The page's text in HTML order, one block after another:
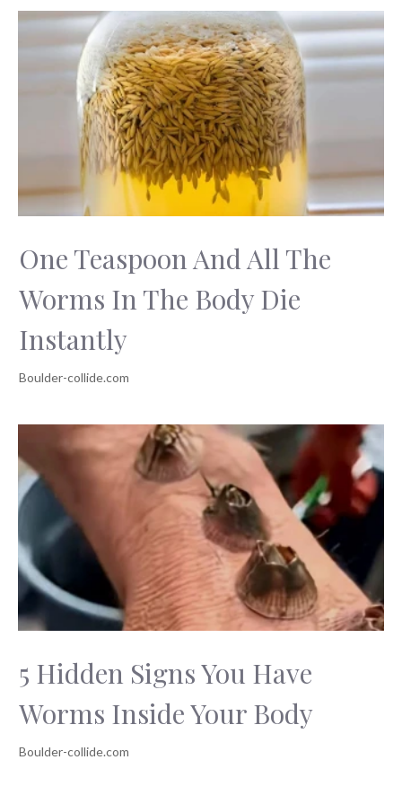
One Teaspoon And All The
Worms In The Body Die
Instantly
5 Hidden Signs You Have
Worms Inside Your Body